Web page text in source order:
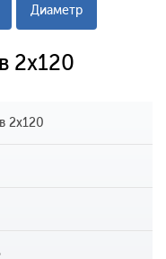
Диаметр
2х120
2х120